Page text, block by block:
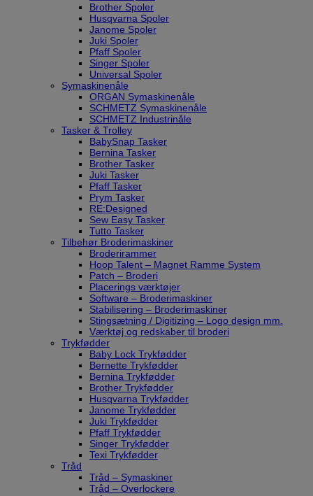
Brother Spoler
Husqvarna Spoler
Janome Spoler
Juki Spoler
Pfaff Spoler
Singer Spoler
Universal Spoler
Symaskinenåle
ORGAN Symaskinenåle
SCHMETZ Symaskinenåle
SCHMETZ Industrinåle
Tasker & Trolley
BabySnap Tasker
Bernina Tasker
Brother Tasker
Juki Tasker
Pfaff Tasker
Prym Tasker
RE:Designed
Sew Easy Tasker
Tutto Tasker
Tilbehør Broderimaskiner
Broderirammer
Hoop Talent – Magnet Ramme System
Patch – Broderi
Placerings værktøjer
Software – Broderimaskiner
Stabilisering – Broderimaskiner
Stingsætning / Digitizing – Logo design mm.
Værktøj og redskaber til broderi
Trykfødder
Baby Lock Trykfødder
Bernette Trykfødder
Bernina Trykfødder
Brother Trykfødder
Husqvarna Trykfødder
Janome Trykfødder
Juki Trykfødder
Pfaff Trykfødder
Singer Trykfødder
Texi Trykfødder
Tråd
Tråd – Symaskiner
Tråd – Overlockere